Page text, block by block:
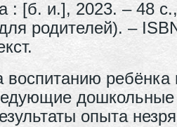
: [б. и.], 2023. – 48
родителей). –
воспитанию ребёнка
дошкольные
опыта